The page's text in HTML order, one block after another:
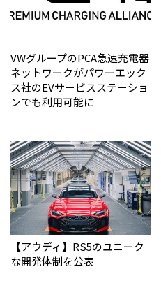
VWグループのPCA急速充電器
ネットワークがパワーエック
ス社のEVサービスステーショ
ンでも利用可能に
【アウディ】RS5のユニーク
な開発体制を公表